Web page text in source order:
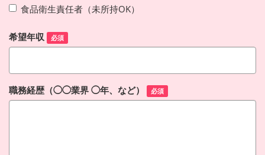
食品衛生責任者（未所持OK）
希望年収 必須
職務経歴（◯◯業界 ◯年、など） 必須